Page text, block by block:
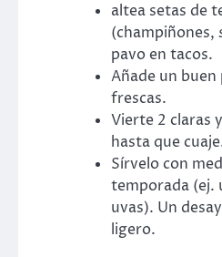
altea setas de
(champiñones,
pavo en tacos.
Añade un buen
frescas.
Vierte 2 claras
hasta que
Sírvelo con
temporada (ej.
uvas). Un
ligero.